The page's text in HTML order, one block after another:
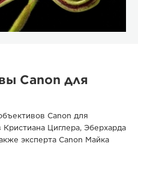
Canon для
Canon для
Циглера, Эберхарда
эксперта Canon Майка